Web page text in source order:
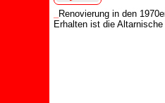
Renovierung in den
Erhalten ist die